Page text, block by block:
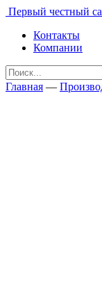
Первый честный
Контакты
Компании
Главная —